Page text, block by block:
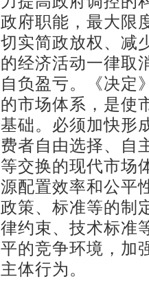
府职能，最大限
实简政放权、减
经济活动一律取
负盈亏。《决定
市场体系，是使
础。必须加快形
者自由选择、自
交换的现代市场
配置效率和公平
策、标准等的制
约束、技术标准
的竞争环境，加
体行为。